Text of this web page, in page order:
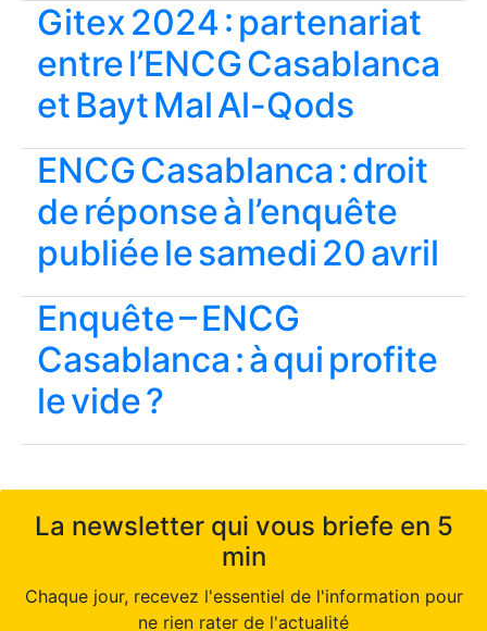
Gitex 2024 : partenariat
entre l’ENCG Casablanca
et Bayt Mal Al-Qods
ENCG Casablanca : droit
de réponse à l’enquête
publiée le samedi 20 avril
Enquête – ENCG
Casablanca : à qui profite
le vide ?
La newsletter qui vous briefe en 5
min
Chaque jour, recevez l'essentiel de l'information pour
ne rien rater de l'actualité